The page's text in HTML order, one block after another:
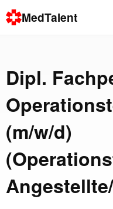
MedTalent
Dipl.
(m/w/d)